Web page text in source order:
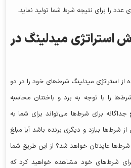
را برای نتیجه شرط شما تولید نماید.
میدلینگ در
از استراتژی میدلینگ شرط‌های خود را در دو
را با توجه به برد و باختتان محاسبه
جداگانه برای شرط‌ها می‌تواند برای شما به
شرط‌ها ببازد و دیگری برنده باشد آیا مبلغ
شرط‌ها عایدتان خواهد شد؟ از این طریق شما
شرط‌های خود مشاهده خواهید کرد که